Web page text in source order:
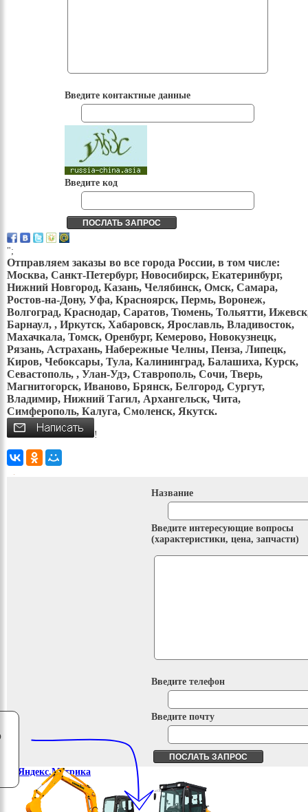
Введите контактные данные
Введите код
";
Отправляем заказы во все города России, в том числе:
Москва, Санкт-Петербург, Новосибирск, Екатеринбург,
Нижний Новгород, Казань, Челябинск, Омск, Самара,
Ростов-на-Дону, Уфа, Красноярск, Пермь, Воронеж,
Волгоград, Краснодар, Саратов, Тюмень, Тольятти,
Барнаул, , Иркутск, Хабаровск, Ярославль, Владивосток,
Махачкала, Томск, Оренбург, Кемерово, Новокузнецк,
Рязань, Астрахань, Набережные Челны, Пенза, Липецк,
Киров, Чебоксары, Тула, Калининград, Балашиха, Курск,
Севастополь, , Улан-Удэ, Ставрополь, Сочи, Тверь,
Магнитогорск, Иваново, Брянск, Белгород, Сургут,
Владимир, Нижний Тагил, Архангельск, Чита,
Симферополь, Калуга, Смоленск, Якутск.
!
Название
Введите интересующие вопросы
(характеристики, цена, запчасти)
Введите телефон
Введите почту